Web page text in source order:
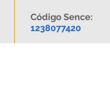
Código Sence:
1238077420